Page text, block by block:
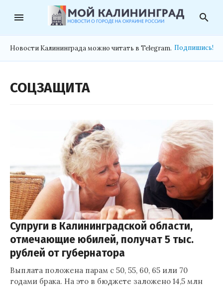
menu search
Новости Калининграда можно читать в Telegram. Подпишись!
СОЦЗАЩИТА
Супруги в Калининградской области,
отмечающие юбилей, получат 5 тыс.
рублей от губернатора
Выплата положена парам с 50, 55, 60, 65 или 70
годами брака. На это в бюджете заложено 14,5 млн